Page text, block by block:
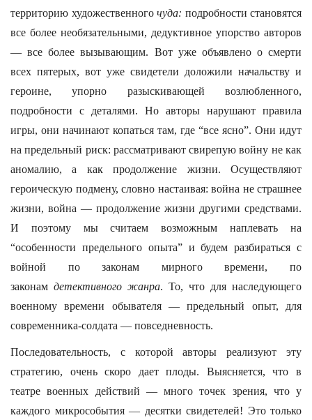
территорию художественного чуда: подробности становятся
все более необязательными, дедуктивное упорство авторов
— все более вызывающим. Вот уже объявлено о смерти
всех пятерых, вот уже свидетели доложили начальству и
героине, упорно разыскивающей возлюбленного,
подробности с деталями. Но авторы нарушают правила
игры, они начинают копаться там, где “все ясно”. Они идут
на предельный риск: рассматривают свирепую войну не как
аномалию, а как продолжение жизни. Осуществляют
героическую подмену, словно настаивая: война не страшнее
жизни, война — продолжение жизни другими средствами.
И поэтому мы считаем возможным наплевать на
“особенности предельного опыта” и будем разбираться с
войной по законам мирного времени, по
законам детективного жанра. То, что для наследующего
военному времени обывателя — предельный опыт, для
современника-солдата — повседневность.
Последовательность, с которой авторы реализуют эту
стратегию, очень скоро дает плоды. Выясняется, что в
театре военных действий — много точек зрения, что у
каждого микрособытия — десятки свидетелей! Это только